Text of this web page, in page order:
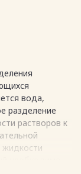
и
в
оборудования
поиска
а также
вода,
разделение
растворов к
жидкости